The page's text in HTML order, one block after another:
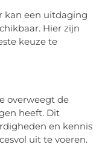
kan een uitdaging
Hier zijn
keuze te
overweegt de
heeft. Dit
en kennis
uit te voeren.